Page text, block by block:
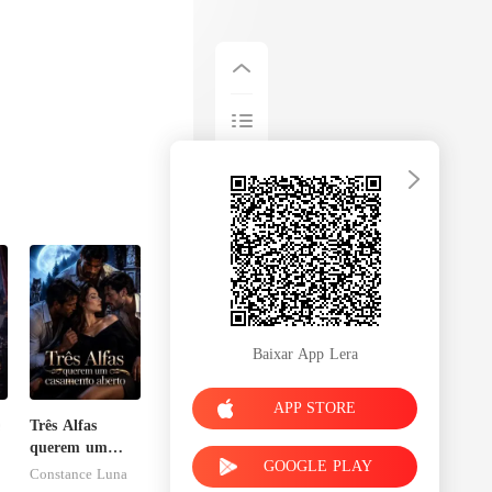
Três Alfas
querem um
casamento
Constance Luna
Baixar App Lera
APP STORE
GOOGLE PLAY